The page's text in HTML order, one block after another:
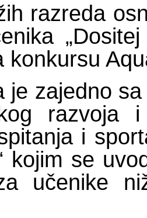
razreda
konkursu
je zajedno
razvoja
i
kojim se
učenike